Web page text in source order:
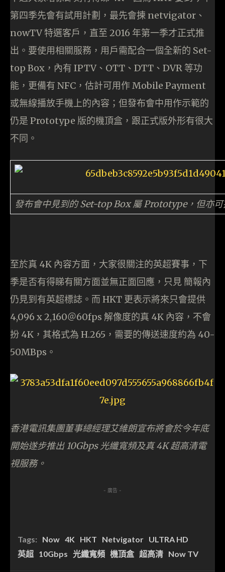
第四季先會有試用計劃，最先會揀 netvigator、
nowTV 特選客戶，直至 2016 年第一季才正式推
出。要使用相關服務，用戶需配合一個全新的 Set-
top Box，內有 IPTV、OTT、DTT、DVR 等功
能，更備有 NFC，估計可用作 Mobile Payment
或無線播放手機上的內容；但發布會中用作示範的
仍是 Prototype 版的機頂盒，跟正式版外形有很大
不同。
發布會中見到的 Set-top Box 屬 Prototype，但亦
至於真 4K 內容方面，大家很關注的英超賽事，下
季是否有得睇有關方面並無正面回應，只見 簡報內
仍見到有英超標誌。而 HKT 更表示將來只會提供
4,096 x 2,160＠60fps 解像度的真 4K 內容，不會
扮 4K，其格式為 H.265，需要的傳送速度約為 40-
50MBps。
香港電訊集團董事總經理艾維朗宣布將會於今年底
開始遂步推出 10Gbps 光纖寬頻及真 4K 超高清電
視服務。
- 廣告 -
Tags: Now 4K HKT Netvigator ULTRA HD
英超 10Gbps 光纖寬頻 機頂盒 超高清 Now TV